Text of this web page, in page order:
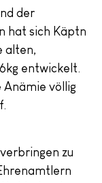
der
hat sich Käptn
alten,
entwickelt.
Anämie völlig
zu